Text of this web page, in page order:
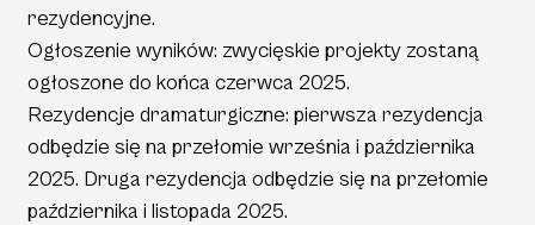
rezydencyjne.
Ogłoszenie wyników: zwycięskie projekty zostaną
ogłoszone do końca czerwca 2025.
Rezydencje dramaturgiczne: pierwsza rezydencja
odbędzie się na przełomie września i października
2025. Druga rezydencja odbędzie się na przełomie
października i listopada 2025.